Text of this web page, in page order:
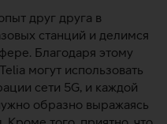
друг друга в
станций и делимся
Благодаря этому
могут использовать
сети 5G, и каждой
образно выражаясь